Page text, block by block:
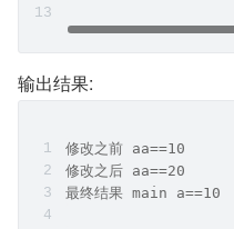
输出结果:
修改之前 aa==10
修改之后 aa==20
最终结果 main a==10